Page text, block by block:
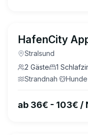
HafenCity
Stralsund
2 Gäste 1
Strandnah· Hunde
ab 36€ - 103€ /